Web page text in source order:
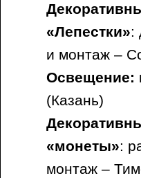
«Лепестки»:
и монтаж –
Освещение:
(Казань)
«монеты»:
монтаж –